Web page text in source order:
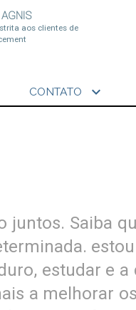
aos clientes de
CONTATO expand_more
Saiba
estudar e a
a melhorar